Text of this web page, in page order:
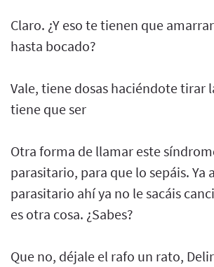
Claro. ¿Y eso te tienen que
hasta bocado?
Vale, tiene dosas haciéndote tirar
tiene que ser
Otra forma de llamar este
parasitario, para que lo sepáis. Ya
parasitario ahí ya no le sacáis
es otra cosa. ¿Sabes?
Que no, déjale el rafo un rato,